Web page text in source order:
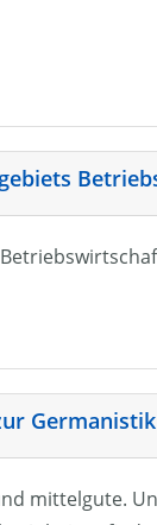
Germanistik
mittelgute.